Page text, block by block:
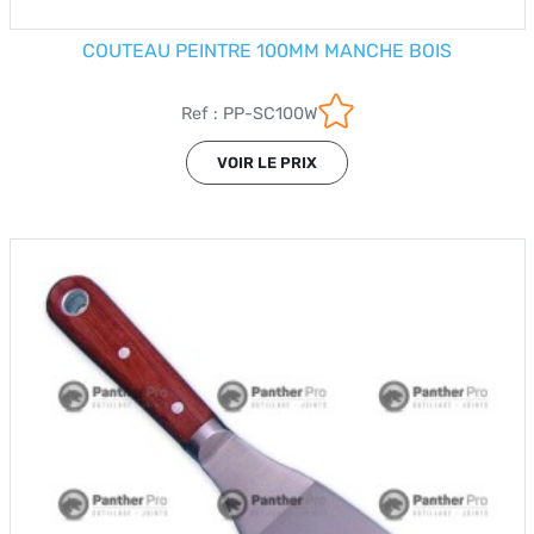
COUTEAU PEINTRE 100MM MANCHE BOIS
Ref : PP-SC100W
VOIR LE PRIX